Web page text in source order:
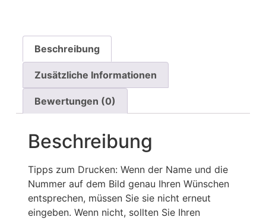
Beschreibung
Zusätzliche Informationen
Bewertungen (0)
Beschreibung
Tipps zum Drucken: Wenn der Name und die
Nummer auf dem Bild genau Ihren Wünschen
entsprechen, müssen Sie sie nicht erneut
eingeben. Wenn nicht, sollten Sie Ihren